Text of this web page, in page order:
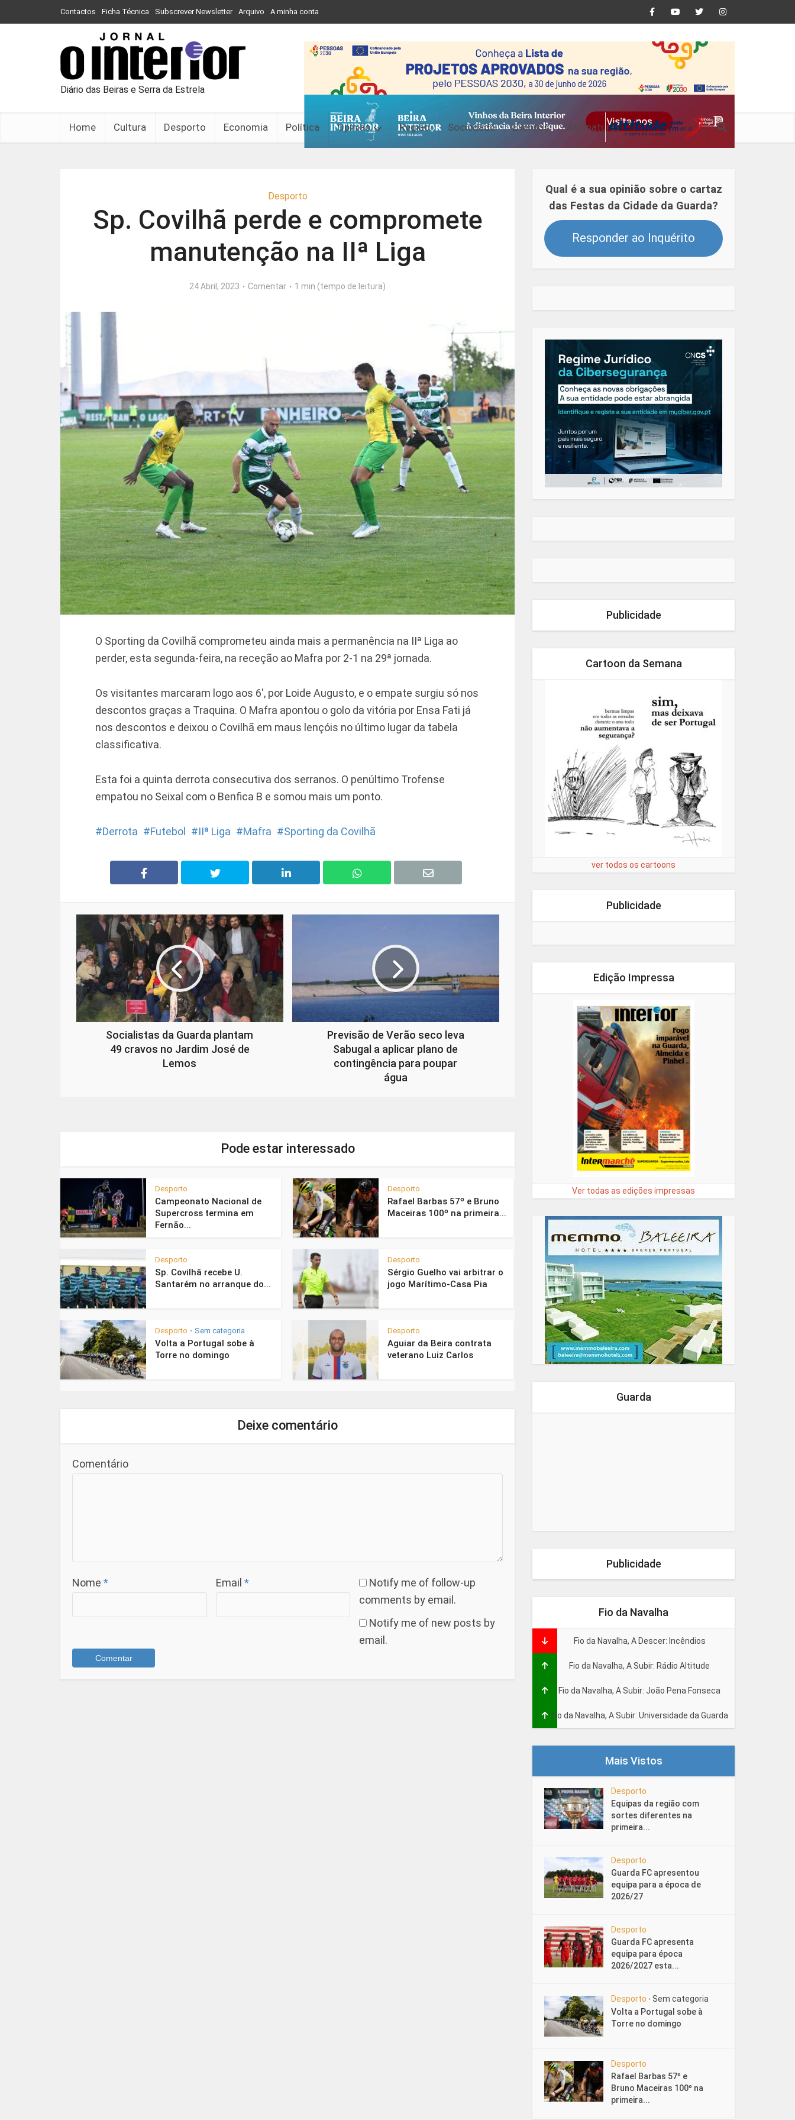
Contactos Ficha Técnica Subscrever Newsletter Arquivo A minha conta
Diário das Beiras e Serra da Estrela
Home Cultura Desporto Economia Política Opinião Região Sociedade Eventos Assinaturas
Desporto
Sp. Covilhã perde e compromete
manutenção na IIª Liga
24 Abril, 2023 Comentar 1 min (tempo de leitura)
O Sporting da Covilhã comprometeu ainda mais a permanência na IIª Liga ao
perder, esta segunda-feira, na receção ao Mafra por 2-1 na 29ª jornada.
Os visitantes marcaram logo aos 6′, por Loide Augusto, e o empate surgiu só nos
descontos graças a Traquina. O Mafra apontou o golo da vitória por Ensa Fati já
nos descontos e deixou o Covilhã em maus lençóis no último lugar da tabela
classificativa.
Esta foi a quinta derrota consecutiva dos serranos. O penúltimo Trofense
empatou no Seixal com o Benfica B e somou mais um ponto.
Derrota Futebol IIª Liga Mafra Sporting da Covilhã
Socialistas da Guarda plantam
49 cravos no Jardim José de
Lemos
Previsão de Verão seco leva
Sabugal a aplicar plano de
contingência para poupar
água
Pode estar interessado
Desporto
Campeonato Nacional de
Supercross termina em
Fernão...
Desporto
Rafael Barbas 57º e Bruno
Maceiras 100º na primeira...
Desporto
Sp. Covilhã recebe U.
Santarém no arranque do...
Desporto
Sérgio Guelho vai arbitrar o
jogo Marítimo-Casa Pia
Desporto • Sem categoria
Volta a Portugal sobe à
Torre no domingo
Desporto
Aguiar da Beira contrata
veterano Luiz Carlos
Deixe comentário
Comentário
Nome * Email *
Notify me of follow-up
comments by email.
Notify me of new posts by
email.
Qual é a sua opinião sobre o cartaz
das Festas da Cidade da Guarda?
Responder ao Inquérito
Publicidade
Cartoon da Semana
ver todos os cartoons
Publicidade
Edição Impressa
Ver todas as edições impressas
Guarda
Publicidade
Fio da Navalha
Fio da Navalha, A Descer: Incêndios
Fio da Navalha, A Subir: Rádio Altitude
Fio da Navalha, A Subir: João Pena Fonseca
Fio da Navalha, A Subir: Universidade da Guarda
Mais Vistos
Desporto
Equipas da região com
sortes diferentes na
primeira...
Desporto
Guarda FC apresentou
equipa para a época de
2026/27
Desporto
Guarda FC apresenta
equipa para época
2026/2027 esta...
Desporto • Sem categoria
Volta a Portugal sobe à
Torre no domingo
Desporto
Rafael Barbas 57º e
Bruno Maceiras 100º na
primeira...